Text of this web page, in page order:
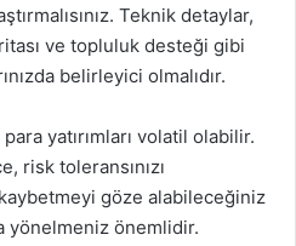
Teknik detaylar,
ve topluluk desteği gibi
belirleyici olmalıdır.
yatırımları volatil olabilir.
risk toleransınızı
göze alabileceğiniz
yönelmeniz önemlidir.